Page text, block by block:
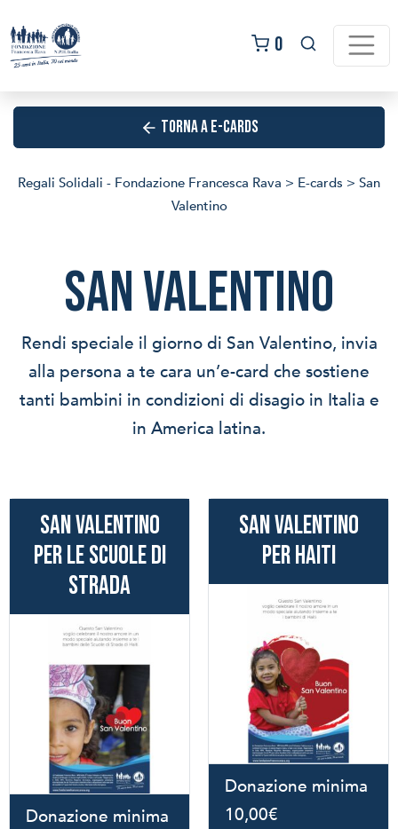
al
contenuto
0
TORNA A E-CARDS
Regali Solidali - Fondazione Francesca Rava > E-cards > San
Valentino
San Valentino
Rendi speciale il giorno di San Valentino, invia
alla persona a te cara un’e-card che sostiene
tanti bambini in condizioni di disagio in Italia e
in America latina.
SAN VALENTINO
PER LE SCUOLE DI
STRADA
Donazione minima
SAN VALENTINO
PER HAITI
Donazione minima
10,00€